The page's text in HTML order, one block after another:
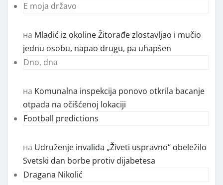
E moja državo
на Mladić iz okoline Žitorađe zlostavljao i mučio
jednu osobu, napao drugu, pa uhapšen
Dno, dna
на Komunalna inspekcija ponovo otkrila bacanje
otpada na očišćenoj lokaciji
Football predictions
на Udruženje invalida „Živeti uspravno“ obeležilo
Svetski dan borbe protiv dijabetesa
Dragana Nikolić